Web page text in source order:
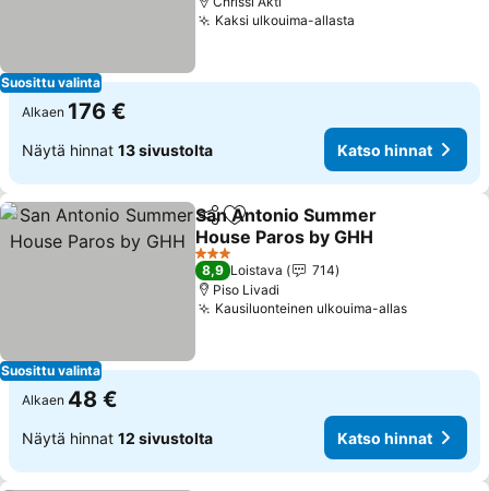
Suosittu valinta
Kaksi ulkouima-allasta
Alkaen 176 €
Näytä hinnat 13 sivustolta Katso hinnat
Suosittu valinta
Jaa Lisää suosikkeihin
San Antonio Summer
House Paros by GHH
3 Tähtiluokitus
8,9 Loistava
714
Piso Livadi
Kausiluonteinen ulkouima-allas
Alkaen 48 €
Näytä hinnat 12 sivustolta Katso hinnat